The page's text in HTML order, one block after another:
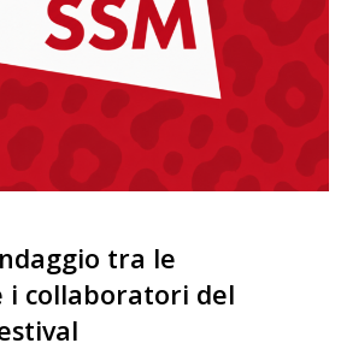
tra le
i collaboratori del